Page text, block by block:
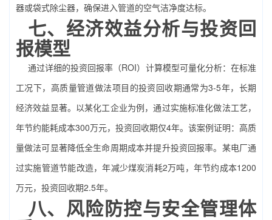
器或袋式除尘器，确保进入管道的空气洁净度达标。
七、经济效益分析与投资回
报模型
通过详细的投资回报率（ROI）计算模型可量化分析：在标准
工况下，高质量管道做法项目的投资回收期通常为3-5年，长期
经济效益显著。以某化工企业为例，通过实施标准化做法工艺，
年节约能耗成本300万元，投资回收期仅4年。该案例证明：高质
量做法可显著降低全生命周期成本并提升投资回报率。某电厂通
过实施管道节能改造，年减少煤炭消耗2万吨，年节约成本1200
万元，投资回收期2.5年。
八、风险防控与安全管理体